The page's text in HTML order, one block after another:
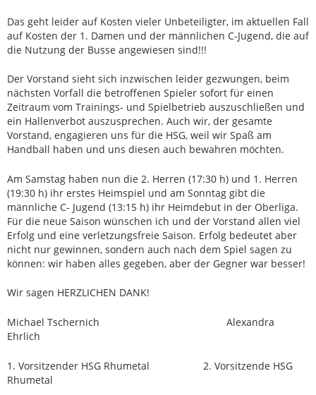
Das geht leider auf Kosten vieler Unbeteiligter, im aktuellen Fall
auf Kosten der 1. Damen und der männlichen C-Jugend, die auf
die Nutzung der Busse angewiesen sind!!!
Der Vorstand sieht sich inzwischen leider gezwungen, beim
nächsten Vorfall die betroffenen Spieler sofort für einen
Zeitraum vom Trainings- und Spielbetrieb auszuschließen und
ein Hallenverbot auszusprechen. Auch wir, der gesamte
Vorstand, engagieren uns für die HSG, weil wir Spaß am
Handball haben und uns diesen auch bewahren möchten.
Am Samstag haben nun die 2. Herren (17:30 h) und 1. Herren
(19:30 h) ihr erstes Heimspiel und am Sonntag gibt die
männliche C- Jugend (13:15 h) ihr Heimdebut in der Oberliga.
Für die neue Saison wünschen ich und der Vorstand allen viel
Erfolg und eine verletzungsfreie Saison. Erfolg bedeutet aber
nicht nur gewinnen, sondern auch nach dem Spiel sagen zu
können: wir haben alles gegeben, aber der Gegner war besser!
Wir sagen HERZLICHEN DANK!
Michael Tschernich Alexandra
Ehrlich
1. Vorsitzender HSG Rhumetal 2. Vorsitzende HSG
Rhumetal